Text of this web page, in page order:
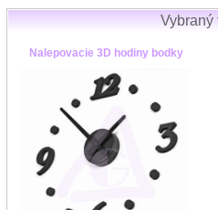
Vybraný
Nalepovacie 3D hodiny bodky